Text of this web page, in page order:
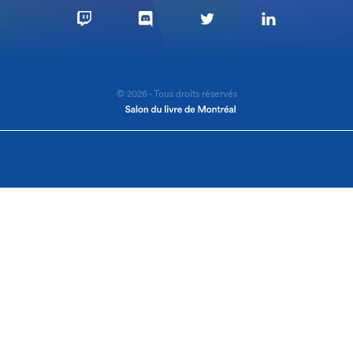
© 2026 - Tous droits réservés